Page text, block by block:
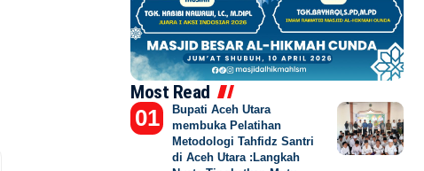
Most Read
Bupati Aceh Utara
membuka Pelatihan
Metodologi Tahfidz Santri
di Aceh Utara :Langkah